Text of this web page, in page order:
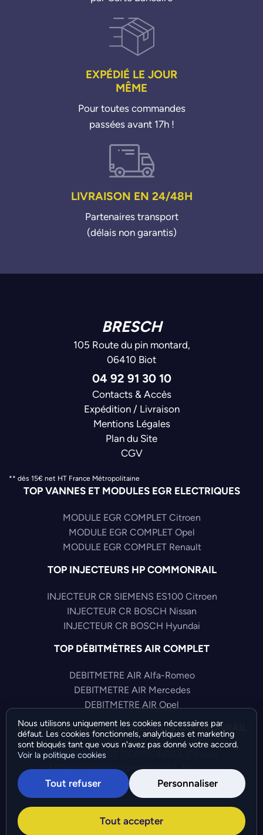
EXPÉDIÉ LE JOUR
MÊME
Pour toutes commandes
passées avant 17h !
LIVRAISON EN 24/48H
Partenaires transport
(délais non garantis)
BRESCH
105 Route du pin montard,
06410 Biot
04 92 91 30 10
Contacts & Accès
Expédition / Livraison
Mentions Légales
Plan du Site
CGV
** dès 15€ net HT France Métropolitaine
TOP VANNES ET MODULES EGR ELECTRIQUES
MODULE EGR COMPLET Citroen
MODULE EGR COMPLET Opel
MODULE EGR COMPLET Renault
TOP INJECTEURS HP COMMONRAIL
INJECTEUR CR SIEMENS ES100 Citroen
INJECTEUR CR BOSCH Nissan
INJECTEUR CR BOSCH Hyundai
TOP DÉBITMÈTRES AIR COMPLET
DEBITMETRE AIR Alfa-Romeo
DEBITMETRE AIR Mercedes
DEBITMETRE AIR Opel
TOP CAPTEURS HAUTE PRESSION COMMONRAIL
CAPTEUR PRESS COMMONRAIL Citroen
CAPTEUR PRESS COMMONRAIL Mercedes
CAPTEUR PRESS COMMONRAIL Fiat
©Bresch SAS - Copyright 2026 - Tous droits réservés -
Préférences de cookies-Gérer mes cookies
Nous utilisons uniquement les cookies nécessaires par
défaut. Les cookies fonctionnels, analytiques et marketing
sont bloqués tant que vous n'avez pas donné votre accord.
Voir la politique cookies
Tout refuser Personnaliser
Tout accepter